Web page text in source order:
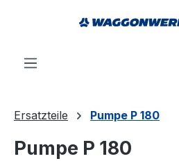
Ersatzteile Pumpe P 180
Pumpe P 180